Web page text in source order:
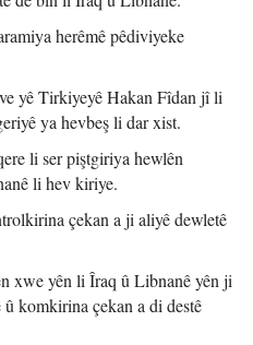
herêmê pêdiviyeke
yê Tirkiyeyê Hakan Fîdan jî li
ya hevbeş li dar xist.
li ser piştgiriya hewlên
li hev kiriye.
çekan a ji aliyê dewletê
xwe yên li Îraq û Libnanê yên ji
komkirina çekan a di destê